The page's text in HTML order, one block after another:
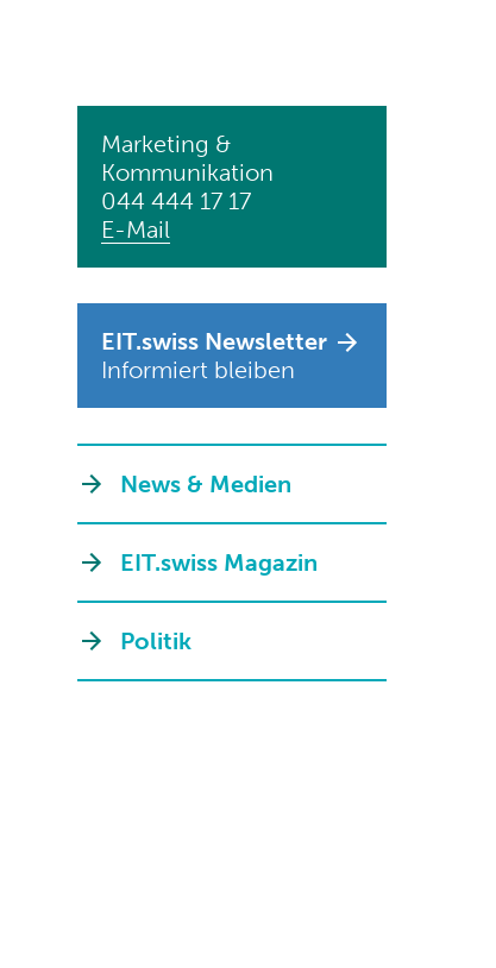
Marketing &
Kommunikation
044 444 17 17
E-Mail
EIT.swiss Newsletter
Informiert bleiben
News & Medien
EIT.swiss Magazin
Politik